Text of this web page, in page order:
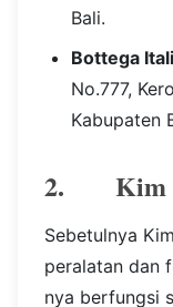
Bali.
Bottega
No.777,
Kabupaten
2. Kim
Sebetulnya
peralatan dan
nya berfungsi